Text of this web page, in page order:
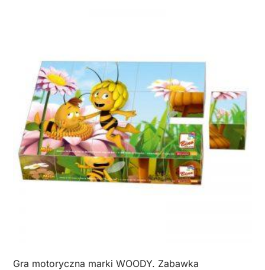
Gra motoryczna marki WOODY. Zabawka